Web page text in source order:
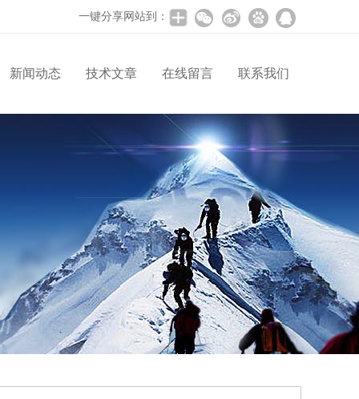
一键分享网站到：
新闻动态 技术文章 在线留言 联系我们